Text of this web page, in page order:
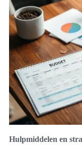
Hulpmiddelen en